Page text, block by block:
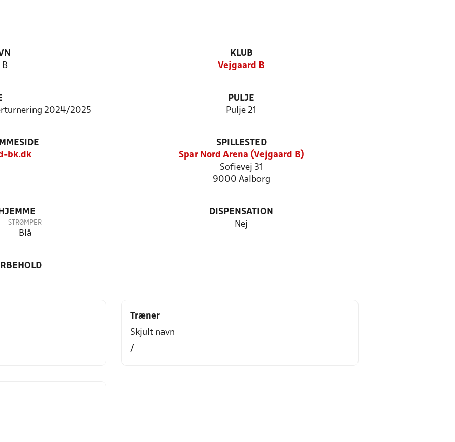
B
KLUB
Vejgaard B
2024/2025
PULJE
Pulje 21
bk.dk
SPILLESTED
Spar Nord Arena (Vejgaard B)
Sofievej 31
9000 Aalborg
STRØMPER
Blå
DISPENSATION
Nej
Træner
Skjult navn
/